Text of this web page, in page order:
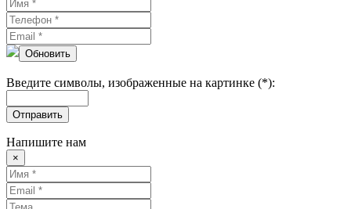
Обновить
Введите символы, изображенные на картинке (*):
Отправить
Напишите нам
×